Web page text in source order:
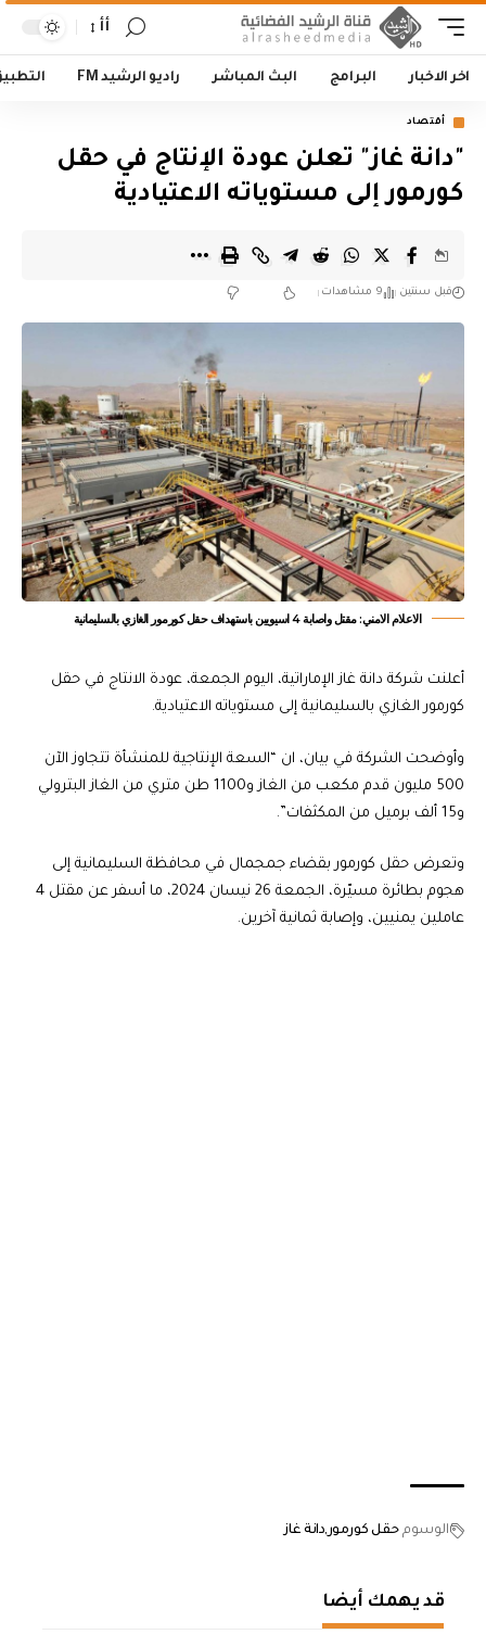
أأ
اخر الاخبار البرامج البث المباشر راديو الرشيد FM
أقتصاد
"دانة غاز" تعلن عودة الإنتاج في حقل
كورمور إلى مستوياته الاعتيادية
قبل سنتين 9 مشاهدات
الاعلام الامني: مقتل واصابة 4 اسيويين باستهداف حقل كورمور الغازي بالسليمانية
أعلنت شركة دانة غاز الإماراتية، اليوم الجمعة، عودة الانتاج في حقل
كورمور الغازي بالسليمانية إلى مستوياته الاعتيادية.
وأوضحت الشركة في بيان، ان “السعة الإنتاجية للمنشأة تتجاوز الآن
500 مليون قدم مكعب من الغاز و1100 طن متري من الغاز البترولي
و15 ألف برميل من المكثفات”.
وتعرض حقل كورمور بقضاء جمجمال في محافظة السليمانية إلى
هجوم بطائرة مسيّرة، الجمعة 26 نيسان 2024، ما أسفر عن مقتل 4
عاملين يمنيين، وإصابة ثمانية آخرين.
الوسوم حقل كورموردانة غاز
قد يهمك أيضا